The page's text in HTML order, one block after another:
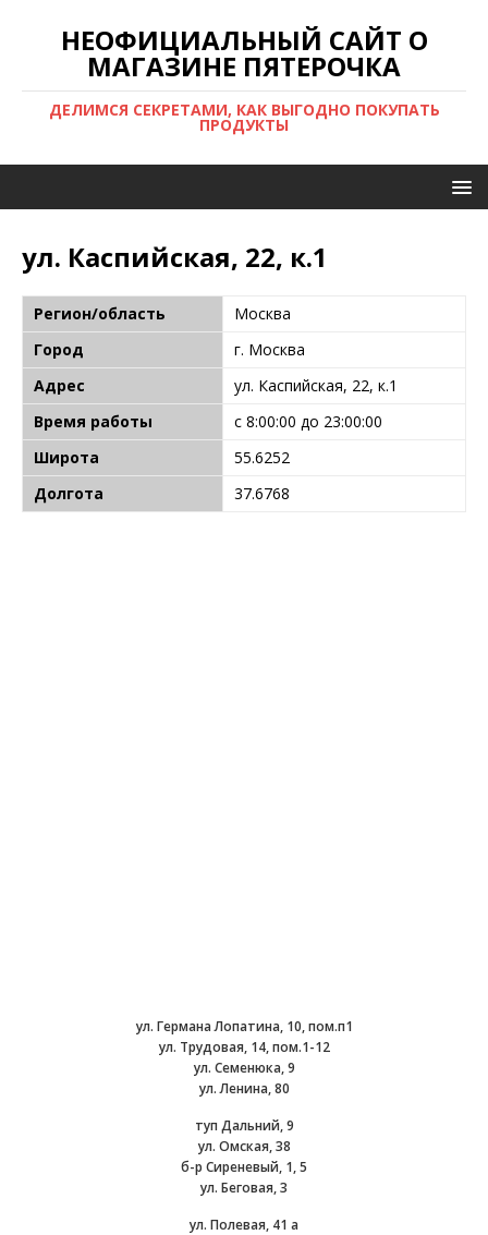
НЕОФИЦИАЛЬНЫЙ САЙТ О
МАГАЗИНЕ ПЯТЕРОЧКА
ДЕЛИМСЯ СЕКРЕТАМИ, КАК ВЫГОДНО ПОКУПАТЬ
ПРОДУКТЫ
ул. Каспийская, 22, к.1
Регион/область
Москва
Город
г. Москва
Адрес
ул. Каспийская, 22, к.1
Время работы
с 8:00:00 до 23:00:00
Широта
55.6252
Долгота
37.6768
ул. Германа Лопатина, 10, пом.п1
ул. Трудовая, 14, пом.1-12
ул. Семенюка, 9
ул. Ленина, 80
туп Дальний, 9
ул. Омская, 38
б-р Сиреневый, 1, 5
ул. Беговая, 3
ул. Полевая, 41 а